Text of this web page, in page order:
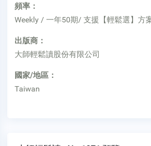
頻率：
Weekly / 一年50期/ 支援【輕鬆選】方
出版商：
大師輕鬆讀股份有限公司
國家/地區：
Taiwan